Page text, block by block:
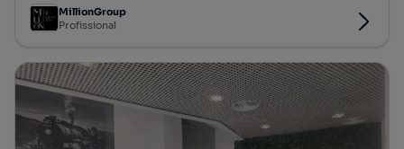
MillionGroup
Profissional